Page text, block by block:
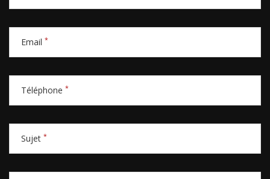
Email *
Téléphone *
Sujet *